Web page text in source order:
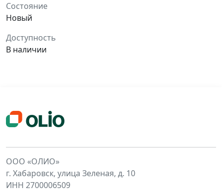
Состояние
Новый
Доступность
В наличии
ООО «ОЛИО»
г. Хабаровск, улица Зеленая, д. 10
ИНН 2700006509